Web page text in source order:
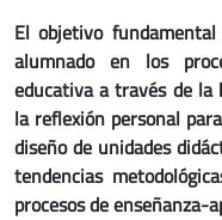
El objetivo
alumnado en los
educativa a través de la
la reflexión personal
diseño de unidades
tendencias
procesos de enseñanza-